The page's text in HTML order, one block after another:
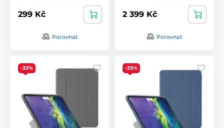
299 Kč
Porovnat
2 399 Kč
Porovnat
-33% -33%